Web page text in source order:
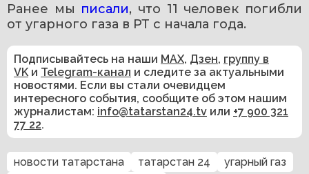
Ранее мы писали, что 11 человек погибли
от угарного газа в РТ с начала года.
Подписывайтесь на наши MAX, Дзен, группу в
VK и Telegram-канал и следите за актуальными
новостями. Если вы стали очевидцем
интересного события, сообщите об этом нашим
журналистам: info@tatarstan24.tv или +7 900 321
77 22.
новости татарстана татарстан 24
угарный газ